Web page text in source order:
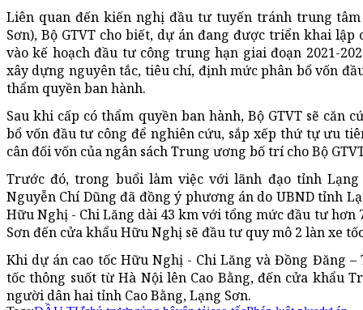
Liên quan đến kiến nghị đầu tư tuyến tránh trung
Sơn), Bộ GTVT cho biết, dự án đang được triển khai
vào kế hoạch đầu tư công trung hạn giai đoạn 2021-
xây dựng nguyên tắc, tiêu chí, định mức phân bổ vốn
thẩm quyền ban hành.
Sau khi cấp có thẩm quyền ban hành, Bộ GTVT sẽ căn
bổ vốn đầu tư công để nghiên cứu, sắp xếp thứ tự ưu
cân đối vốn của ngân sách Trung ương bố trí cho Bộ
Trước đó, trong buổi làm việc với lãnh đạo tỉnh
Nguyễn Chí Dũng đã đồng ý phương án do UBND tỉnh
Hữu Nghị - Chi Lăng dài 43 km với tổng mức đầu tư hơn
Sơn đến cửa khẩu Hữu Nghị sẽ đầu tư quy mô 2 làn xe
Khi dự án cao tốc Hữu Nghị - Chi Lăng và Đồng Đăng
tốc thông suốt từ Hà Nội lên Cao Bằng, đến cửa khẩu
người dân hai tỉnh Cao Bằng, Lạng Sơn.